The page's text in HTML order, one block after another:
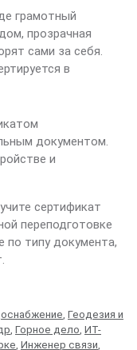
грамотный
прозрачная
сами за себя.
в
документом.
и
сертификат
переподготовке
по типу документа,
, Геодезия и
, Горное дело, ИТ-
, Инженер связи,